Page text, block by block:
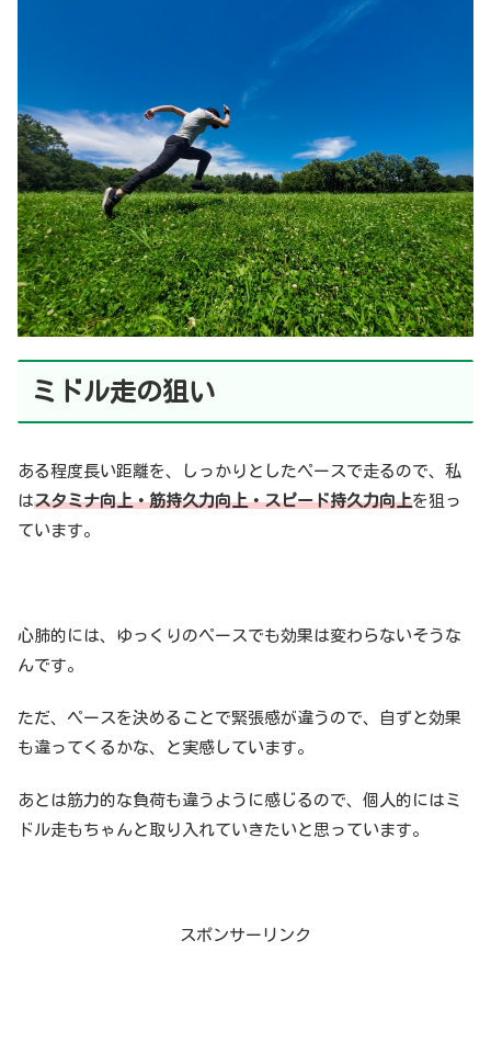
ミドル走の狙い
ある程度長い距離を、しっかりとしたペースで走るので、私
はスタミナ向上・筋持久力向上・スピード持久力向上を狙っ
ています。
心肺的には、ゆっくりのペースでも効果は変わらないそうな
んです。
ただ、ペースを決めることで緊張感が違うので、自ずと効果
も違ってくるかな、と実感しています。
あとは筋力的な負荷も違うように感じるので、個人的にはミ
ドル走もちゃんと取り入れていきたいと思っています。
スポンサーリンク